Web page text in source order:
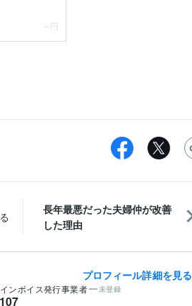
長年最悪だった夫婦仲が改善
した理由
プロフィール詳細を見る
インボイス発行事業者 未登録